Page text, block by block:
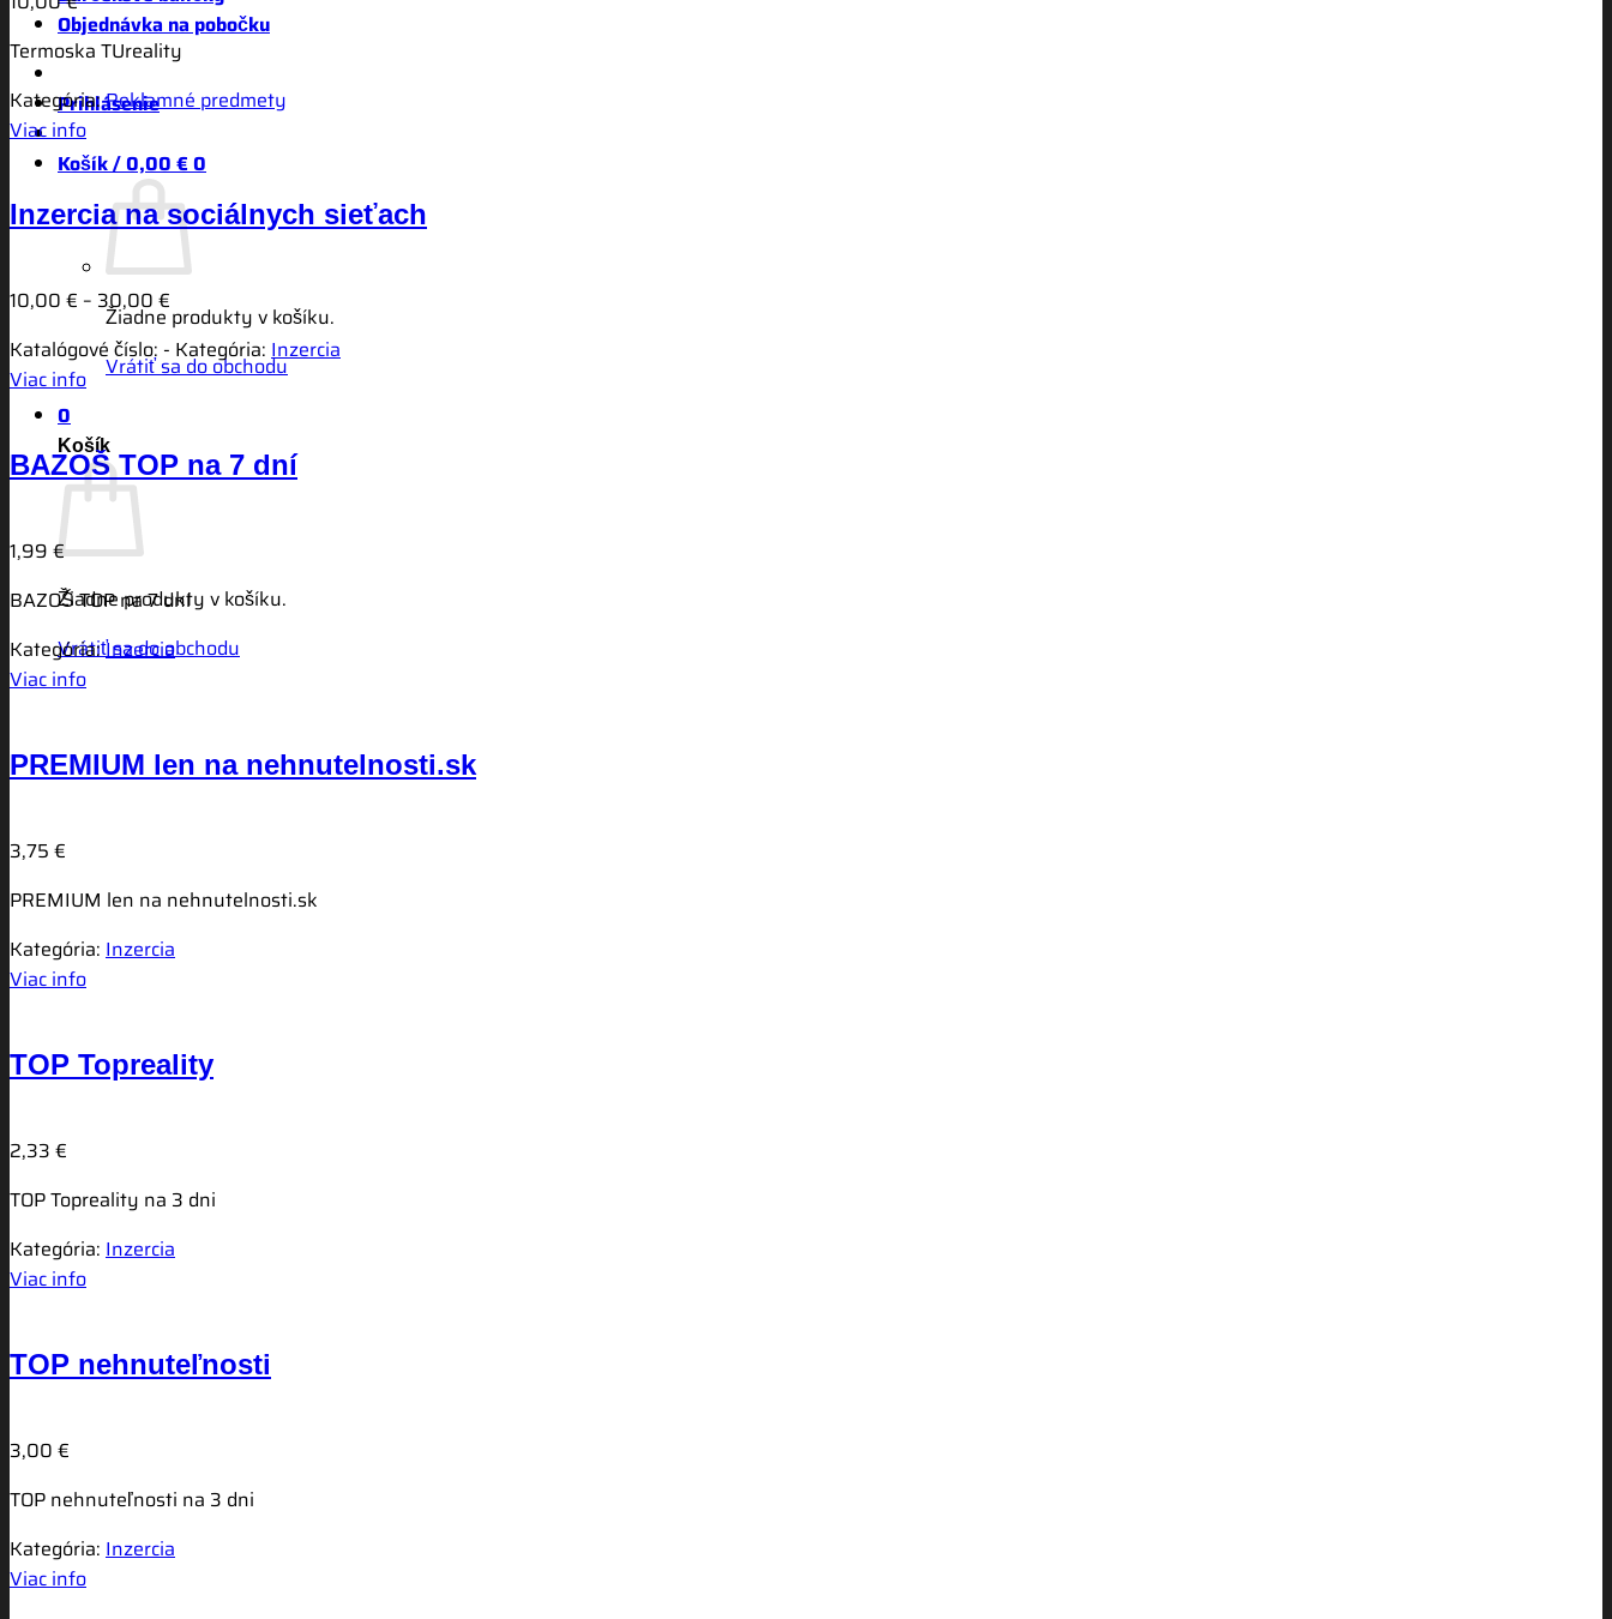
Objednávka na pobočku
Prihlásenie
Košík /0,00€0
Žiadne produkty v košíku.
Vrátiť sa do obchodu
0
Košík
Žiadne produkty v košíku.
Vrátiť sa do obchodu
Termoska TUreality
Kategória:Reklamné predmety
Viac info
Inzercia na sociálnych sieťach
10,00 € – 30,00 €
range:
10,00 €
Katalógové číslo: - Kategória: Inzercia
Viac info
BAZOŠ TOP na 7 dní
1,99 €
BAZOŠ TOP na 7 dní
Kategória:Inzercia
Viac info
PREMIUM len na nehnutelnosti.sk
3,75 €
PREMIUM len na nehnutelnosti.sk
Kategória: Inzercia
Viac info
TOP Topreality
2,33 €
TOP Topreality na 3 dni
Kategória: Inzercia
Viac info
TOP nehnuteľnosti
3,00 €
TOP nehnuteľnosti na 3 dni
Kategória: Inzercia
Viac info